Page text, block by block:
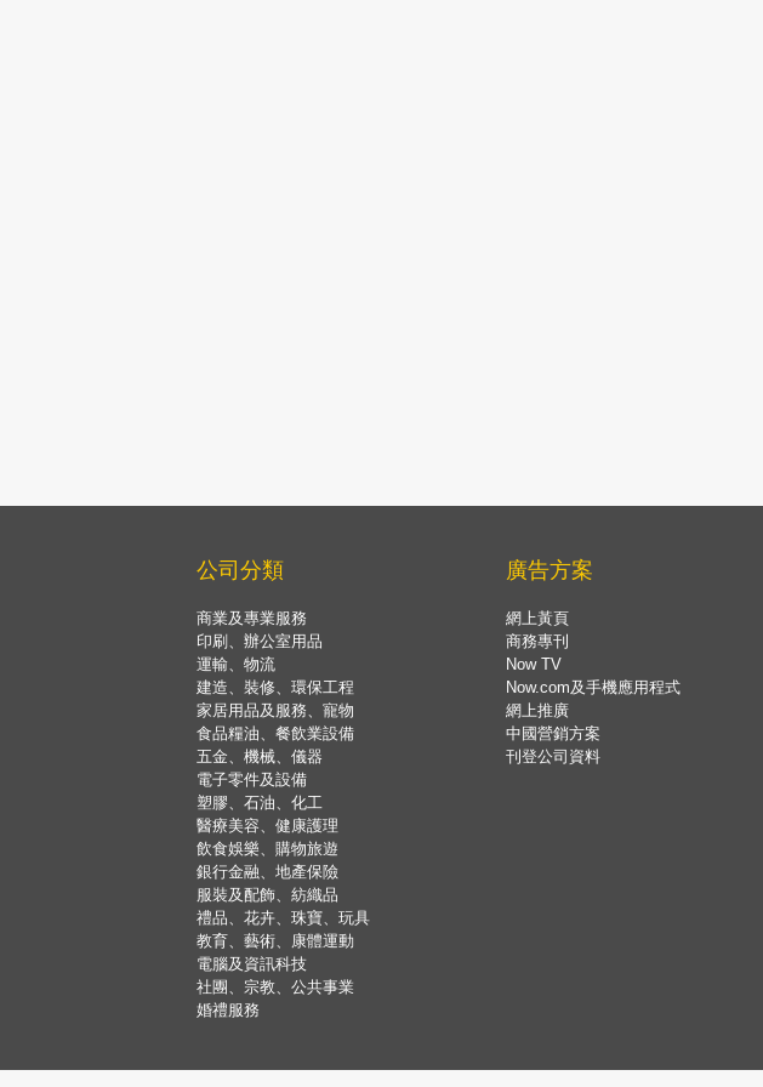
公司分類
商業及專業服務
印刷、辦公室用品
運輸、物流
建造、裝修、環保工程
家居用品及服務、寵物
食品糧油、餐飲業設備
五金、機械、儀器
電子零件及設備
塑膠、石油、化工
醫療美容、健康護理
飲食娛樂、購物旅遊
銀行金融、地產保險
服裝及配飾、紡織品
禮品、花卉、珠寶、玩具
教育、藝術、康體運動
電腦及資訊科技
社團、宗教、公共事業
婚禮服務
廣告方案
網上黃頁
商務專刊
Now TV
Now.com及手機應用程式
網上推廣
中國營銷方案
刊登公司資料